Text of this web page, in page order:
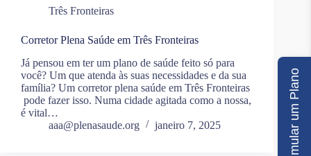
Três Fronteiras
Corretor Plena Saúde em Três Fronteiras
Já pensou em ter um plano de saúde feito só para
você? Um que atenda às suas necessidades e da sua
família? Um corretor plena saúde em Três Fronteiras
pode fazer isso. Numa cidade agitada como a nossa,
é vital…
aaa@plenasaude.org
janeiro 7, 2025 Simular um Plano